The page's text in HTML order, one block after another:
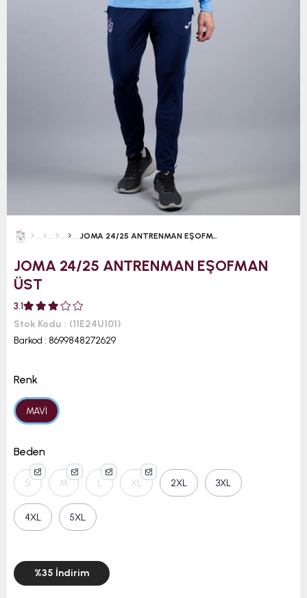
JOMA 24/25 ANTRENMAN EŞOFMAN ÜST
JOMA 24/25 ANTRENMAN EŞOFMAN
ÜST
3.1
Stok Kodu
(11E24U101)
Barkod : 8699848272629
Renk
MAVİ
Beden
S M L XL 2XL 3XL
4XL 5XL
%35 İndirim